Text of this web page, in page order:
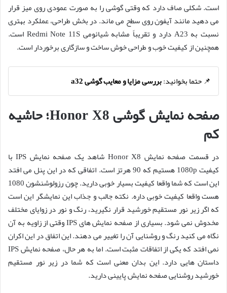
است. شکلی صاف دارد که وقتی گوشی را به صورت عمودی روی میز قرار
می دهید مانند آیفون روی سطح می ماند. در بخش طراحی، عملکرد بهتری
نسبت به A23 دارد و تقریباً مشابه شیائومی Redmi Note 11S است.
همچنین از کیفیت خوب و طراحی خوش ساخت و سازگاری برخوردار است.
📌 حتما بخوانید:بررسی مزایا و معایب گوشی a32
صفحه نمایش گوشی Honor X8؛ حاشیه
کم
در قسمت صفحه نمایش Honor X8 شاهد یک صفحه نمایش IPS با
کیفیت 1080p هستیم که 90 هرتز است. اتفاقی که در این پنل می افتد
این است که شما واقعا کیفیت بسیار خوبی دارید. چون رزولوشنشون 1080
هست واقعا کیفیت خوبی داره. نکته جالب و جذاب این نمایشگر این است
که اگر زیر نور مستقیم خورشید قرار نگیرید، رنگ و نور در زوایای مختلف
مخدوش نمی شود. بسیاری از صفحه نمایش های IPS وقتی از زاویه به آن
نگاه می کنید رنگ و روشنایی آن را تغییر می دهند. این اتفاق در این اکران
نمی افتد که یکی از اتفاقات مثبت است. اما به هر حال، صفحه نمایش IPS
داستان هایی دارد. این بدان معنی است که شما در زیر نور مستقیم
خورشید روشنایی صفحه نمایش پایینی دارید.